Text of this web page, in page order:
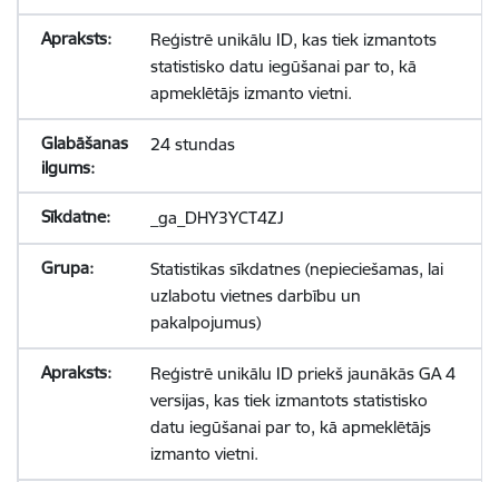
Reģistrē unikālu ID, kas tiek izmantots
statistisko datu iegūšanai par to, kā
apmeklētājs izmanto vietni.
24 stundas
_ga_DHY3YCT4ZJ
Statistikas sīkdatnes (nepieciešamas, lai
uzlabotu vietnes darbību un
pakalpojumus)
Reģistrē unikālu ID priekš jaunākās GA 4
versijas, kas tiek izmantots statistisko
datu iegūšanai par to, kā apmeklētājs
izmanto vietni.